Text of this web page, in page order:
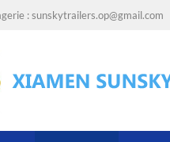
:sunskytrailers.op@gmail.com